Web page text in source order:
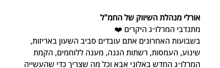
אורלי מנהלת השיווק של החמ"ל
מתנדבי המרלו״ג היקרים ❤️
בשבועות האחרונים אתם עובדים סביב השעון באריזות,
שינוע, העמסות, רשתות הגנה, מענה ללוחמים, הקמת
המרלו״ג החדש באלוני אבא וכל מה שצריך כדי שהעשייה